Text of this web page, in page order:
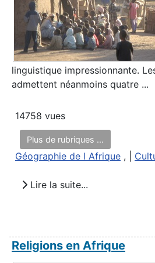
linguistique impressionnante.
admettent néanmoins quatre ...
14758 vues
Plus de rubriques ...
Géographie de l Afrique , |
Lire la suite...
Religions en Afrique